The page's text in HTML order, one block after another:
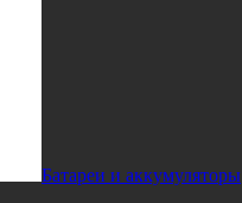
Батареи и аккумуляторы